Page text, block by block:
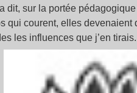
dit, sur la portée
qui courent, elles
les influences que j’en tirais.